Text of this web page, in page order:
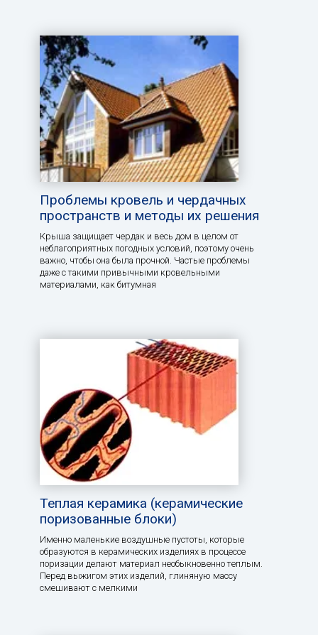
Проблемы кровель и чердачных
пространств и методы их решения
Крыша защищает чердак и весь дом в целом от
неблагоприятных погодных условий, поэтому очень
важно, чтобы она была прочной. Частые проблемы
даже с такими привычными кровельными
материалами, как битумная
Теплая керамика (керамические
поризованные блоки)
Именно маленькие воздушные пустоты, которые
образуются в керамических изделиях в процессе
поризации делают материал необыкновенно теплым.
Перед выжигом этих изделий, глиняную массу
смешивают с мелкими